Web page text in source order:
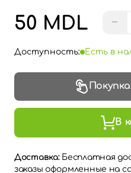
50 MDL −
Доступность: Есть в
В
Доставка: Бесплатная
заказы оформленные на